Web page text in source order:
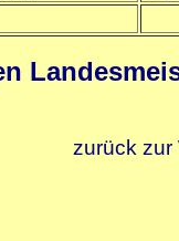
zurück zur